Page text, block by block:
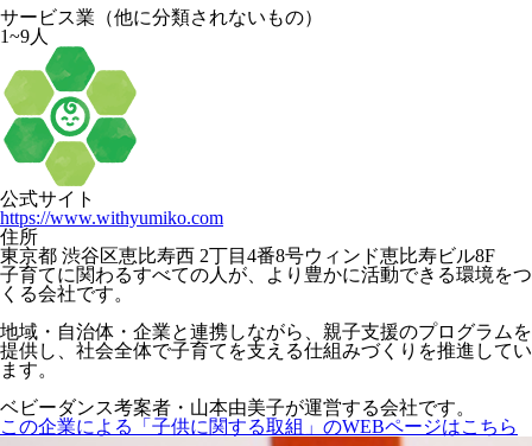
サービス業（他に分類されないもの）
1~9人
公式サイト
https://www.withyumiko.com
住所
東京都 渋谷区恵比寿西 2丁目4番8号ウィンド恵比寿ビル8F
子育てに関わるすべての人が、より豊かに活動できる環境をつ
くる会社です。
地域・自治体・企業と連携しながら、親子支援のプログラムを
提供し、社会全体で子育てを支える仕組みづくりを推進してい
ます。
ベビーダンス考案者・山本由美子が運営する会社です。
この企業による「子供に関する取組」のWEBページはこちら